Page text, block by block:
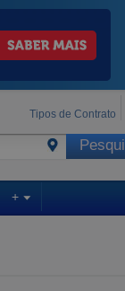
Tipos de Contrato
+